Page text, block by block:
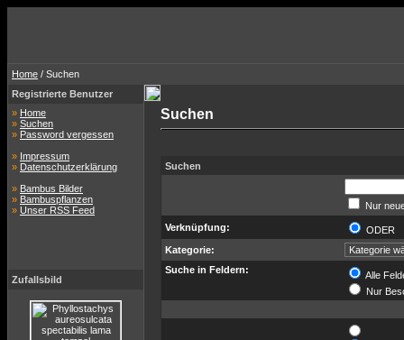
Home / Suchen
Registrierte Benutzer
» Home
» Suchen
» Password vergessen
» Impressum
» Datenschutzerklärung
» Bambus Bilder
» Bambuspflanzen
» Unser RSS Feed
Zufallsbild
Suchen
Suchen
Nur
Verknüpfung:
ODER
Kategorie:
Suche in Feldern:
Alle
Nur